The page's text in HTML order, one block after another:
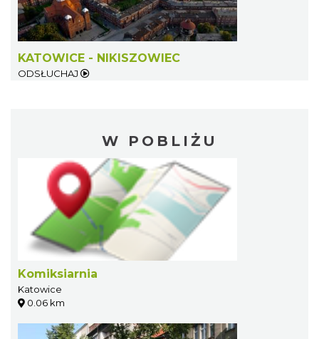
KATOWICE - NIKISZOWIEC
ODSŁUCHAJ
W POBLIŻU
Komiksiarnia
Katowice
0.06 km